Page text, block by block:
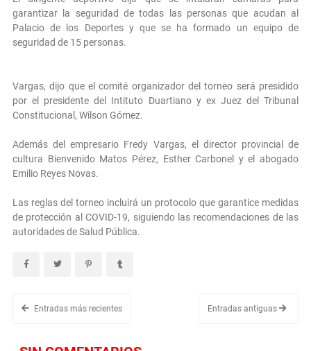
garantizar la seguridad de todas las personas que acudan al
Palacio de los Deportes y que se ha formado un equipo de
seguridad de 15 personas.
Vargas, dijo que el comité organizador del torneo será presidido
por el presidente del Intituto Duartiano y ex Juez del Tribunal
Constitucional, Wilson Gómez.
Además del empresario Fredy Vargas, el director provincial de
cultura Bienvenido Matos Pérez, Esther Carbonel y el abogado
Emilio Reyes Novas.
Las reglas del torneo incluirá un protocolo que garantice medidas
de protección al COVID-19, siguiendo las recomendaciones de las
autoridades de Salud Pública.
Entradas más recientes Entradas antiguas